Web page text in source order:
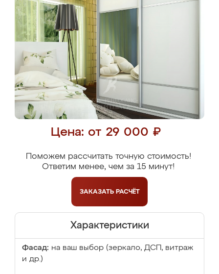
Цена: от 29 000 ₽
Поможем рассчитать точную стоимость!
Ответим менее, чем за 15 минут!
ЗАКАЗАТЬ РАСЧЁТ
Характеристики
Фасад: на ваш выбор (зеркало, ДСП, витраж
и др.)